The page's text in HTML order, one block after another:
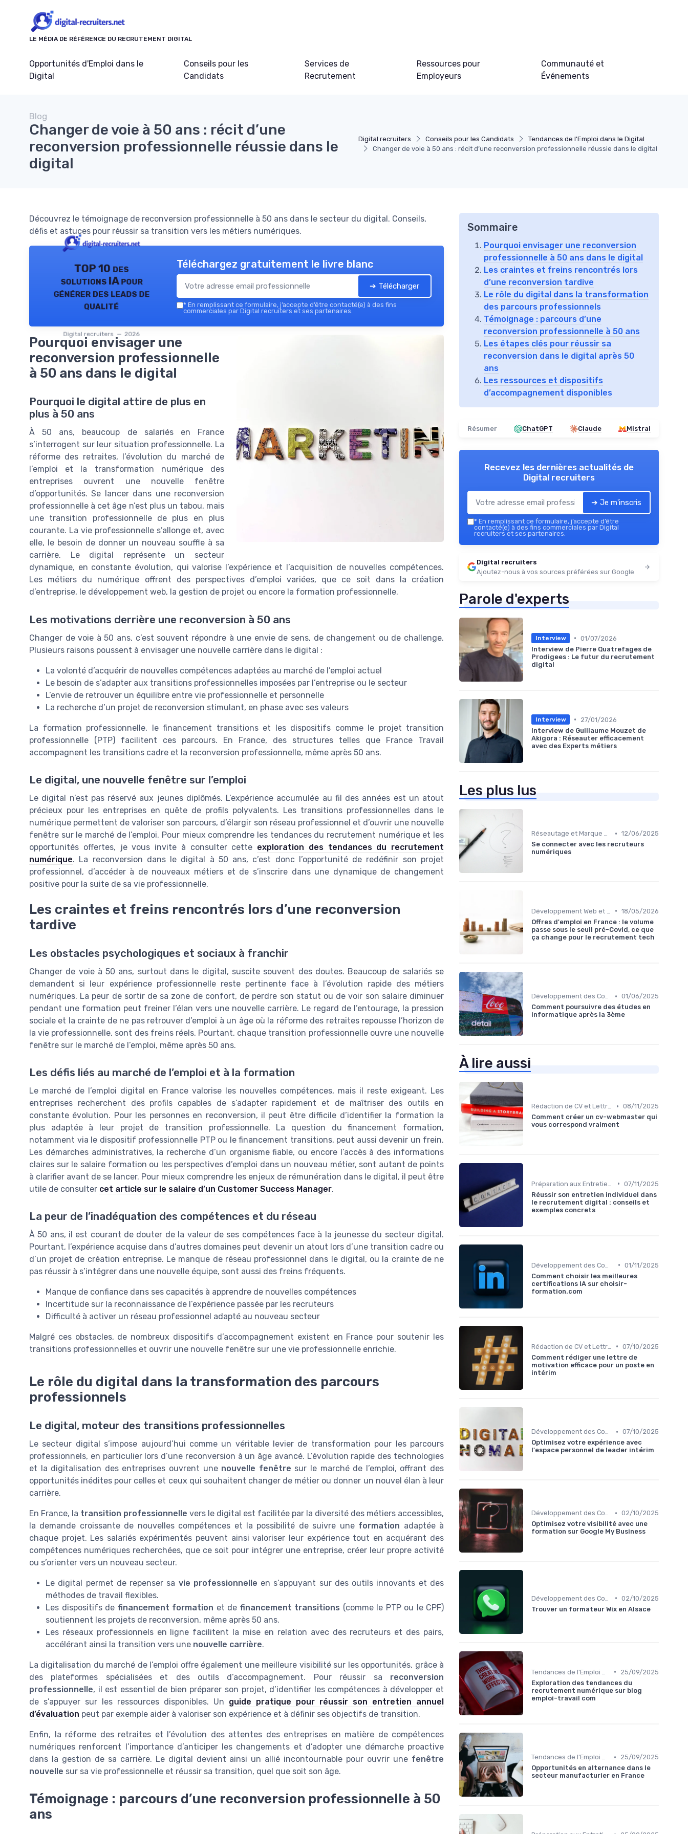
LE MÉDIA DE RÉFÉRENCE DU RECRUTEMENT DIGITAL
Opportunités d'Emploi dans le
Digital
Conseils pour les
Candidats
Services de
Recrutement
Ressources pour
Employeurs
Communauté et
Événements
Digital recruiters Conseils pour les Candidats
Tendances de l'Emploi dans le Digital
Changer de voie à 50 ans : récit d’une reconversion professionnelle réussie dans le digital
Blog
Changer de voie à 50 ans : récit d’une
reconversion professionnelle réussie dans le
digital
Découvrez le témoignage de reconversion professionnelle à 50 ans dans le secteur du digital. Conseils,
défis et astuces pour réussir sa transition vers les métiers numériques.
TOP 10 des
solutions IA pour
générer des leads de
qualité
Digital recruiters — 2026
Téléchargez gratuitement le livre blanc
➔ Télécharger
* En remplissant ce formulaire, j’accepte d’être contacté(e) à des fins
commerciales par Digital recruiters et ses partenaires.
Pourquoi envisager une
reconversion professionnelle
à 50 ans dans le digital
Pourquoi le digital attire de plus en
plus à 50 ans
À 50 ans, beaucoup de salariés en France
s’interrogent sur leur situation professionnelle. La
réforme des retraites, l’évolution du marché de
l’emploi et la transformation numérique des
entreprises ouvrent une nouvelle fenêtre
d’opportunités. Se lancer dans une reconversion
professionnelle à cet âge n’est plus un tabou, mais
une transition professionnelle de plus en plus
courante. La vie professionnelle s’allonge et, avec
elle, le besoin de donner un nouveau souffle à sa
carrière. Le digital représente un secteur
dynamique, en constante évolution, qui valorise l’expérience et l’acquisition de nouvelles compétences.
Les métiers du numérique offrent des perspectives d’emploi variées, que ce soit dans la création
d’entreprise, le développement web, la gestion de projet ou encore la formation professionnelle.
Les motivations derrière une reconversion à 50 ans
Changer de voie à 50 ans, c’est souvent répondre à une envie de sens, de changement ou de challenge.
Plusieurs raisons poussent à envisager une nouvelle carrière dans le digital :
La volonté d’acquérir de nouvelles compétences adaptées au marché de l’emploi actuel
Le besoin de s’adapter aux transitions professionnelles imposées par l’entreprise ou le secteur
L’envie de retrouver un équilibre entre vie professionnelle et personnelle
La recherche d’un projet de reconversion stimulant, en phase avec ses valeurs
La formation professionnelle, le financement transitions et les dispositifs comme le projet transition
professionnelle (PTP) facilitent ces parcours. En France, des structures telles que France Travail
accompagnent les transitions cadre et la reconversion professionnelle, même après 50 ans.
Le digital, une nouvelle fenêtre sur l’emploi
Le digital n’est pas réservé aux jeunes diplômés. L’expérience accumulée au fil des années est un atout
précieux pour les entreprises en quête de profils polyvalents. Les transitions professionnelles dans le
numérique permettent de valoriser son parcours, d’élargir son réseau professionnel et d’ouvrir une nouvelle
fenêtre sur le marché de l’emploi. Pour mieux comprendre les tendances du recrutement numérique et les
opportunités offertes, je vous invite à consulter cette exploration des tendances du recrutement
numérique. La reconversion dans le digital à 50 ans, c’est donc l’opportunité de redéfinir son projet
professionnel, d’accéder à de nouveaux métiers et de s’inscrire dans une dynamique de changement
positive pour la suite de sa vie professionnelle.
Les craintes et freins rencontrés lors d’une reconversion
tardive
Les obstacles psychologiques et sociaux à franchir
Changer de voie à 50 ans, surtout dans le digital, suscite souvent des doutes. Beaucoup de salariés se
demandent si leur expérience professionnelle reste pertinente face à l’évolution rapide des métiers
numériques. La peur de sortir de sa zone de confort, de perdre son statut ou de voir son salaire diminuer
pendant une formation peut freiner l’élan vers une nouvelle carrière. Le regard de l’entourage, la pression
sociale et la crainte de ne pas retrouver d’emploi à un âge où la réforme des retraites repousse l’horizon de
la vie professionnelle, sont des freins réels. Pourtant, chaque transition professionnelle ouvre une nouvelle
fenêtre sur le marché de l’emploi, même après 50 ans.
Les défis liés au marché de l’emploi et à la formation
Le marché de l’emploi digital en France valorise les nouvelles compétences, mais il reste exigeant. Les
entreprises recherchent des profils capables de s’adapter rapidement et de maîtriser des outils en
constante évolution. Pour les personnes en reconversion, il peut être difficile d’identifier la formation la
plus adaptée à leur projet de transition professionnelle. La question du financement formation,
notamment via le dispositif professionnelle PTP ou le financement transitions, peut aussi devenir un frein.
Les démarches administratives, la recherche d’un organisme fiable, ou encore l’accès à des informations
claires sur le salaire formation ou les perspectives d’emploi dans un nouveau métier, sont autant de points
à clarifier avant de se lancer. Pour mieux comprendre les enjeux de rémunération dans le digital, il peut être
utile de consulter cet article sur le salaire d’un Customer Success Manager.
La peur de l’inadéquation des compétences et du réseau
À 50 ans, il est courant de douter de la valeur de ses compétences face à la jeunesse du secteur digital.
Pourtant, l’expérience acquise dans d’autres domaines peut devenir un atout lors d’une transition cadre ou
d’un projet de création entreprise. Le manque de réseau professionnel dans le digital, ou la crainte de ne
pas réussir à s’intégrer dans une nouvelle équipe, sont aussi des freins fréquents.
Manque de confiance dans ses capacités à apprendre de nouvelles compétences
Incertitude sur la reconnaissance de l’expérience passée par les recruteurs
Difficulté à activer un réseau professionnel adapté au nouveau secteur
Malgré ces obstacles, de nombreux dispositifs d’accompagnement existent en France pour soutenir les
transitions professionnelles et ouvrir une nouvelle fenêtre sur une vie professionnelle enrichie.
Le rôle du digital dans la transformation des parcours
professionnels
Le digital, moteur des transitions professionnelles
Le secteur digital s’impose aujourd’hui comme un véritable levier de transformation pour les parcours
professionnels, en particulier lors d’une reconversion à un âge avancé. L’évolution rapide des technologies
et la digitalisation des entreprises ouvrent une nouvelle fenêtre sur le marché de l’emploi, offrant des
opportunités inédites pour celles et ceux qui souhaitent changer de métier ou donner un nouvel élan à leur
carrière.
En France, la transition professionnelle vers le digital est facilitée par la diversité des métiers accessibles,
la demande croissante de nouvelles compétences et la possibilité de suivre une formation adaptée à
chaque projet. Les salariés expérimentés peuvent ainsi valoriser leur expérience tout en acquérant des
compétences numériques recherchées, que ce soit pour intégrer une entreprise, créer leur propre activité
ou s’orienter vers un nouveau secteur.
Le digital permet de repenser sa vie professionnelle en s’appuyant sur des outils innovants et des
méthodes de travail flexibles.
Les dispositifs de financement formation et de financement transitions (comme le PTP ou le CPF)
soutiennent les projets de reconversion, même après 50 ans.
Les réseaux professionnels en ligne facilitent la mise en relation avec des recruteurs et des pairs,
accélérant ainsi la transition vers une nouvelle carrière.
La digitalisation du marché de l’emploi offre également une meilleure visibilité sur les opportunités, grâce à
des plateformes spécialisées et des outils d’accompagnement. Pour réussir sa reconversion
professionnelle, il est essentiel de bien préparer son projet, d’identifier les compétences à développer et
de s’appuyer sur les ressources disponibles. Un guide pratique pour réussir son entretien annuel
d’évaluation peut par exemple aider à valoriser son expérience et à définir ses objectifs de transition.
Enfin, la réforme des retraites et l’évolution des attentes des entreprises en matière de compétences
numériques renforcent l’importance d’anticiper les changements et d’adopter une démarche proactive
dans la gestion de sa carrière. Le digital devient ainsi un allié incontournable pour ouvrir une fenêtre
nouvelle sur sa vie professionnelle et réussir sa transition, quel que soit son âge.
Témoignage : parcours d’une reconversion professionnelle à 50
ans
Sommaire
Pourquoi envisager une reconversion
professionnelle à 50 ans dans le digital
Les craintes et freins rencontrés lors
d’une reconversion tardive
Le rôle du digital dans la transformation
des parcours professionnels
Témoignage : parcours d’une
reconversion professionnelle à 50 ans
Les étapes clés pour réussir sa
reconversion dans le digital après 50
ans
Les ressources et dispositifs
d’accompagnement disponibles
Résumer ChatGPT Claude Mistral
Recevez les dernières actualités de
Digital recruiters
➔ Je m'inscris
* En remplissant ce formulaire, j’accepte d’être
contacté(e) à des fins commerciales par Digital
recruiters et ses partenaires.
Digital recruiters
Ajoutez-nous à vos sources préférées sur Google
Parole d'experts
Interview • 01/07/2026
Interview de Pierre Quatrefages de
Prodigees : Le futur du recrutement
digital
Interview •
27/01/2026
Interview de Guillaume Mouzet de
Akigora : Réseauter efficacement
avec des Experts métiers
Les plus lus
Réseautage et Marque Personnelle • 12/06/2025
Se connecter avec les recruteurs
numériques
• 18/05/2026
Offres d'emploi en France : le volume
passe sous le seuil pré-Covid, ce que
ça change pour le recrutement tech
Développement des Compétences Digitales • 01/06/2025
Comment poursuivre des études en
informatique après la 3ème
À lire aussi
Rédaction de CV et Lettres de Motivation • 08/11/2025
Comment créer un cv-webmaster qui
vous correspond vraiment
• 07/11/2025
Réussir son entretien individuel dans
le recrutement digital : conseils et
exemples concrets
• 01/11/2025
Comment choisir les meilleures
certifications IA sur choisir-
formation.com
• 07/10/2025
Comment rédiger une lettre de
motivation efficace pour un poste en
intérim
Développement des Compétences Digitales • 07/10/2025
Optimisez votre expérience avec
l'espace personnel de leader intérim
Développement des Compétences Digitales • 02/10/2025
Optimisez votre visibilité avec une
formation sur Google My Business
• 02/10/2025
Trouver un formateur Wix en Alsace
•
25/09/2025
Exploration des tendances du
recrutement numérique sur blog
emploi-travail com
Tendances de l'Emploi dans le Digital •
25/09/2025
Opportunités en alternance dans le
secteur manufacturier en France